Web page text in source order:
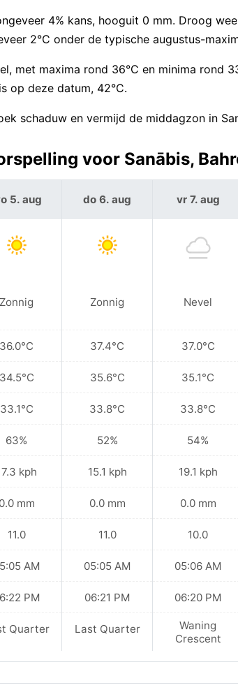
4% kans, hooguit 0 mm. Droog
2°C onder de typische augustus-
met maxima rond 36°C en minima rond
op deze datum, 42°C.
schaduw en vermijd de middagzon in
voor Sanābis,
5. aug
Zonnig
36.0°C
34.5°C
33.1°C
63%
kph
0.0 mm
11.0
AM
PM
Quarter
do 6. aug
Zonnig
37.4°C
35.6°C
33.8°C
52%
15.1 kph
0.0 mm
11.0
05:05 AM
06:21 PM
Last Quarter
vr 7. aug
Nevel
37.0°C
35.1°C
33.8°C
54%
19.1 kph
0.0 mm
10.0
05:06 AM
06:20 PM
Waning
Crescent